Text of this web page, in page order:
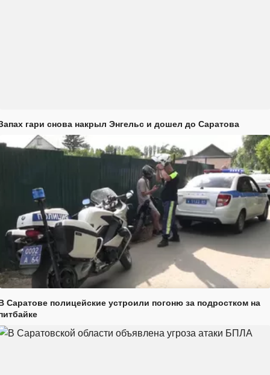
гари снова накрыл Энгельс и дошел до Саратова
Саратове полицейские устроили погоню за подростком на